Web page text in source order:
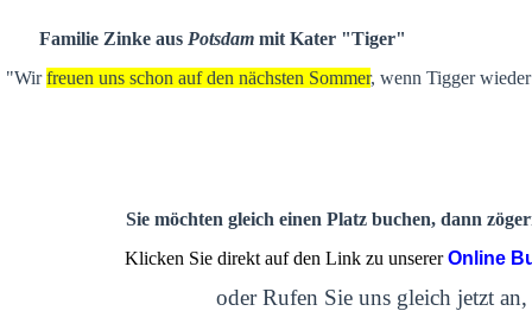
Familie Zinke aus Potsdam mit Kater "Tiger"
"Wirfreuen uns schon auf den nächsten Sommer, wenn Tigger
Sie möchten gleich einen Platz buchen, dann
Klicken Sie direkt auf den Link zu unsererOnline
oder Rufen Sie uns gleich jetzt an,